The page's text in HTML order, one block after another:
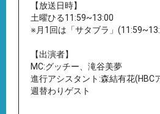
【放送日時】
土曜ひる11:59~13:00
※月1回は「サタブラ」
【出演者】
MC:グッチー、滝谷美夢
進行アシスタント:森結有花(HBC
週替わりゲスト